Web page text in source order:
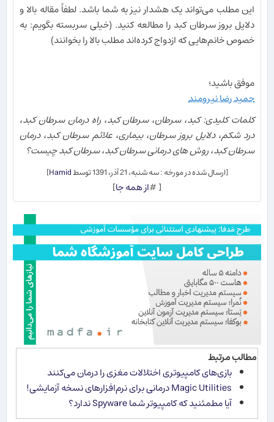
این مطلب می‌تواند یک هشدار نیز به شما باشد. لطفاً مقاله بالا و
دلایل بروز سرطان کبد را مطالعه کنید. (خیلی سربسته بگویم: به
خصوص خانم‌هایی که ازدواج کرده‌اند مطلب بالا را بخوانند)
موفق باشید؛
حمید رضا نیرومند
کلمات کلیدی: کبد، سرطان، سرطان کبد، راه درمان سرطان کبد،
درد شکم، دلایل بروز سرطان، بیماری، علائم سرطان کبد، درمان
سرطان کبد، روش های درمانی سرطان کبد، سرطان کبد چیست؟
[ارسال شده در مورخه : سه شنبه، 21 آذر، 1391 توسط Hamid
]
[ #از همه جا]
مطالب مرتبط
بازی‌های کامپیوتری اختلالات مغزی را درمان می‌کنند
Magic Utilities درمانی برای نرم‌افزارهای نسخه آزمایشی!
آیا مطمئنید كه كامپیوتر شما Spyware ندارد؟